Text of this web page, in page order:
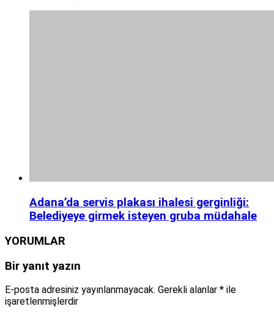
Adana’da servis plakası ihalesi gerginliği:
Belediyeye girmek isteyen gruba müdahale
YORUMLAR
Bir yanıt yazın
E-posta adresiniz yayınlanmayacak. Gerekli alanlar * ile
işaretlenmişlerdir